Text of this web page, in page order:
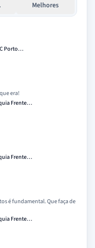
Melhores
Porto…
era!
Frente…
Frente…
é fundamental. Que faça de
Frente…